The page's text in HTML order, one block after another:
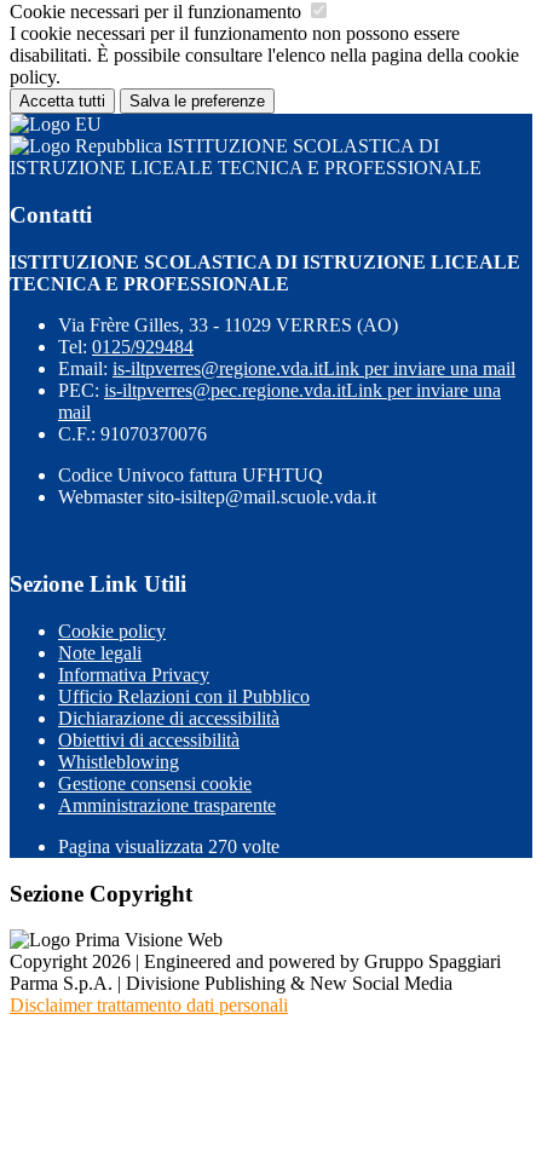
Cookie necessari per il funzionamento
I cookie necessari per il funzionamento non possono essere
disabilitati. È possibile consultare l'elenco nella pagina della cookie
policy.
Accetta tutti Salva le preferenze
ISTITUZIONE SCOLASTICA DI
ISTRUZIONE LICEALE TECNICA E PROFESSIONALE
Contatti
ISTITUZIONE SCOLASTICA DI ISTRUZIONE LICEALE
TECNICA E PROFESSIONALE
Via Frère Gilles, 33 - 11029 VERRES (AO)
Tel: 0125/929484
Email: is-iltpverres@regione.vda.itLink per inviare una mail
PEC: is-iltpverres@pec.regione.vda.itLink per inviare una
mail
C.F.: 91070370076
Codice Univoco fattura UFHTUQ
Webmaster sito-isiltep@mail.scuole.vda.it
Sezione Link Utili
Cookie policy
Note legali
Informativa Privacy
Ufficio Relazioni con il Pubblico
Dichiarazione di accessibilità
Obiettivi di accessibilità
Whistleblowing
Gestione consensi cookie
Amministrazione trasparente
Pagina visualizzata 270 volte
Sezione Copyright
Copyright 2026 | Engineered and powered by Gruppo Spaggiari
Parma S.p.A. | Divisione Publishing & New Social Media
Disclaimer trattamento dati personali